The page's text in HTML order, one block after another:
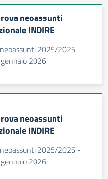
neoassunti
INDIRE
2025/2026 -
2026
neoassunti
INDIRE
2025/2026 -
2026